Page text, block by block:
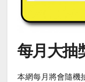
每月大抽
本網每月將會隨機